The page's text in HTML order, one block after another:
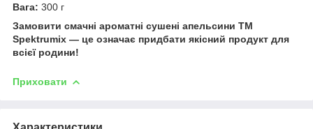
Вага: 300 г
Замовити смачні ароматні сушені апельсини ТМ
Spektrumix — це означає придбати якісний продукт для
всієї родини!
Приховати